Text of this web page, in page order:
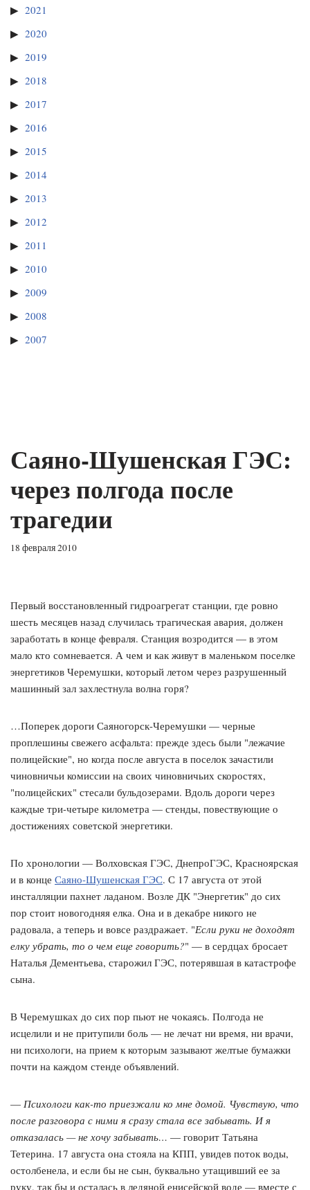
2021
2020
2019
2018
2017
2016
2015
2014
2013
2012
2011
2010
2009
2008
2007
Саяно-Шушенская ГЭС:
через полгода после
трагедии
18 февраля 2010
Первый восстановленный гидроагрегат станции, где ровно
шесть месяцев назад случилась трагическая авария, должен
заработать в конце февраля. Станция возродится — в этом
мало кто сомневается. А чем и как живут в маленьком поселке
энергетиков Черемушки, который летом через разрушенный
машинный зал захлестнула волна горя?
…Поперек дороги Саяногорск-Черемушки — черные
проплешины свежего асфальта: прежде здесь были "лежачие
полицейские", но когда после августа в поселок зачастили
чиновничьи комиссии на своих чиновничьих скоростях,
"полицейских" стесали бульдозерами. Вдоль дороги через
каждые три-четыре километра — стенды, повествующие о
достижениях советской энергетики.
По хронологии — Волховская ГЭС, ДнепроГЭС, Красноярская
и в конце Саяно-Шушенская ГЭС. С 17 августа от этой
инсталляции пахнет ладаном. Возле ДК "Энергетик" до сих
пор стоит новогодняя елка. Она и в декабре никого не
радовала, а теперь и вовсе раздражает. "Если руки не доходят
елку убрать, то о чем еще говорить?" — в сердцах бросает
Наталья Дементьева, старожил ГЭС, потерявшая в катастрофе
сына.
В Черемушках до сих пор пьют не чокаясь. Полгода не
исцелили и не притупили боль — не лечат ни время, ни врачи,
ни психологи, на прием к которым зазывают желтые бумажки
почти на каждом стенде объявлений.
— Психологи как-то приезжали ко мне домой. Чувствую, что
после разговора с ними я сразу стала все забывать. И я
отказалась — не хочу забывать… — говорит Татьяна
Тетерина. 17 августа она стояла на КПП, увидев поток воды,
остолбенела, и если бы не сын, буквально утащивший ее за
руку, так бы и осталась в ледяной енисейской воде — вместе с